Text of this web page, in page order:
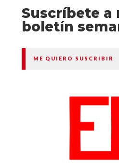
Suscríbete a
boletín
ME QUIERO SUSCRIBIR